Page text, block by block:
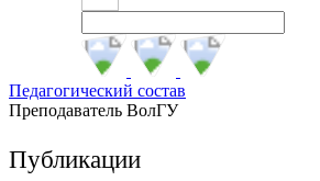
Педагогический состав
Преподаватель ВолГУ
Публикации